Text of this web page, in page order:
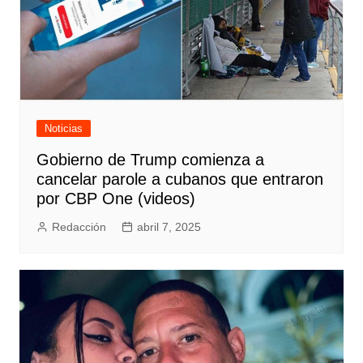
Noticias
Gobierno de Trump comienza a
cancelar parole a cubanos que entraron
por CBP One (videos)
Redacción abril 7, 2025